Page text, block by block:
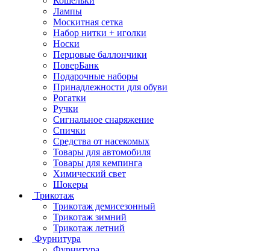
Лампы
Москитная сетка
Набор нитки + иголки
Носки
Перцовые баллончики
ПоверБанк
Подарочные наборы
Принадлежности для обуви
Рогатки
Ручки
Сигнальное снаряжение
Спички
Средства от насекомых
Товары для автомобиля
Товары для кемпинга
Химический свет
Шокеры
Трикотаж
Трикотаж демисезонный
Трикотаж зимний
Трикотаж летний
Фурнитура